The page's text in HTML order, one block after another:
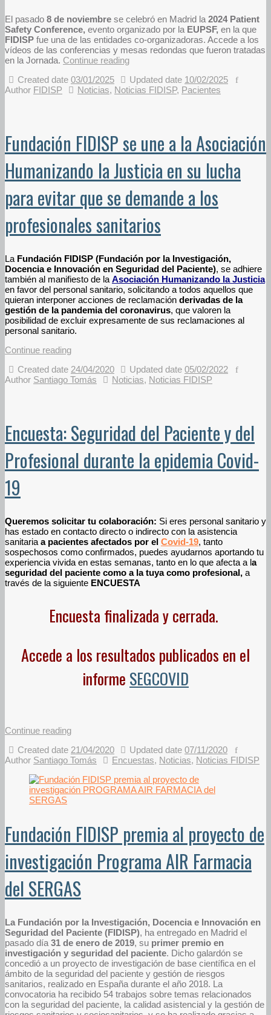
El pasado 8 de noviembre se celebró en Madrid la 2024 Patient
Safety Conference, evento organizado por la EUPSF, en la que
FIDISP fue una de las entidades co-organizadoras. Accede a los
vídeos de las conferencias y mesas redondas que fueron tratadas
en la Jornada. Continue reading
Created date 03/01/2025 Updated date 10/02/2025
Author FIDISP Noticias, Noticias FIDISP, Pacientes
Fundación FIDISP se une a la Asociación
Humanizando la Justicia en su lucha
para evitar que se demande a los
profesionales sanitarios
La Fundación FIDISP (Fundación por la Investigación,
Docencia e Innovación en Seguridad del Paciente), se adhiere
también al manifiesto de la Asociación Humanizando la Justicia
en favor del personal sanitario, solicitando a todos aquellos que
quieran interponer acciones de reclamación derivadas de la
gestión de la pandemia del coronavirus, que valoren la
posibilidad de excluir expresamente de sus reclamaciones al
personal sanitario.
Continue reading
Created date 24/04/2020 Updated date 05/02/2022
Author Santiago Tomás Noticias, Noticias FIDISP
Encuesta: Seguridad del Paciente y del
Profesional durante la epidemia Covid-
19
Queremos solicitar tu colaboración: Si eres personal sanitario y
has estado en contacto directo o indirecto con la asistencia
sanitaria a pacientes afectados por el Covid-19, tanto
sospechosos como confirmados, puedes ayudarnos aportando tu
experiencia vivida en estas semanas, tanto en lo que afecta a la
seguridad del paciente como a la tuya como profesional, a
través de la siguiente ENCUESTA
Encuesta finalizada y cerrada.
Accede a los resultados publicados en el
informe SEGCOVID
Continue reading
Created date 21/04/2020 Updated date 07/11/2020
Author Santiago Tomás Encuestas, Noticias, Noticias FIDISP
Fundación FIDISP premia al proyecto de
investigación Programa AIR Farmacia
del SERGAS
La Fundación por la Investigación, Docencia e Innovación en
Seguridad del Paciente (FIDISP), ha entregado en Madrid el
pasado día 31 de enero de 2019, su primer premio en
investigación y seguridad del paciente. Dicho galardón se
concedió a un proyecto de investigación de base científica en el
ámbito de la seguridad del paciente y gestión de riesgos
sanitarios, realizado en España durante el año 2018. La
convocatoria ha recibido 54 trabajos sobre temas relacionados
con la seguridad del paciente, la calidad asistencial y la gestión de